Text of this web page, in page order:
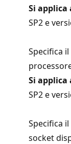
Si applica
SP2 e
Specifica
Si applica
SP2 e
Specifica
socket